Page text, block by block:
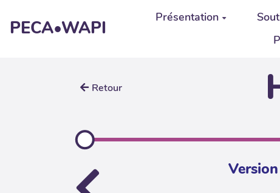
PECA•WAPI Présentation
Retour